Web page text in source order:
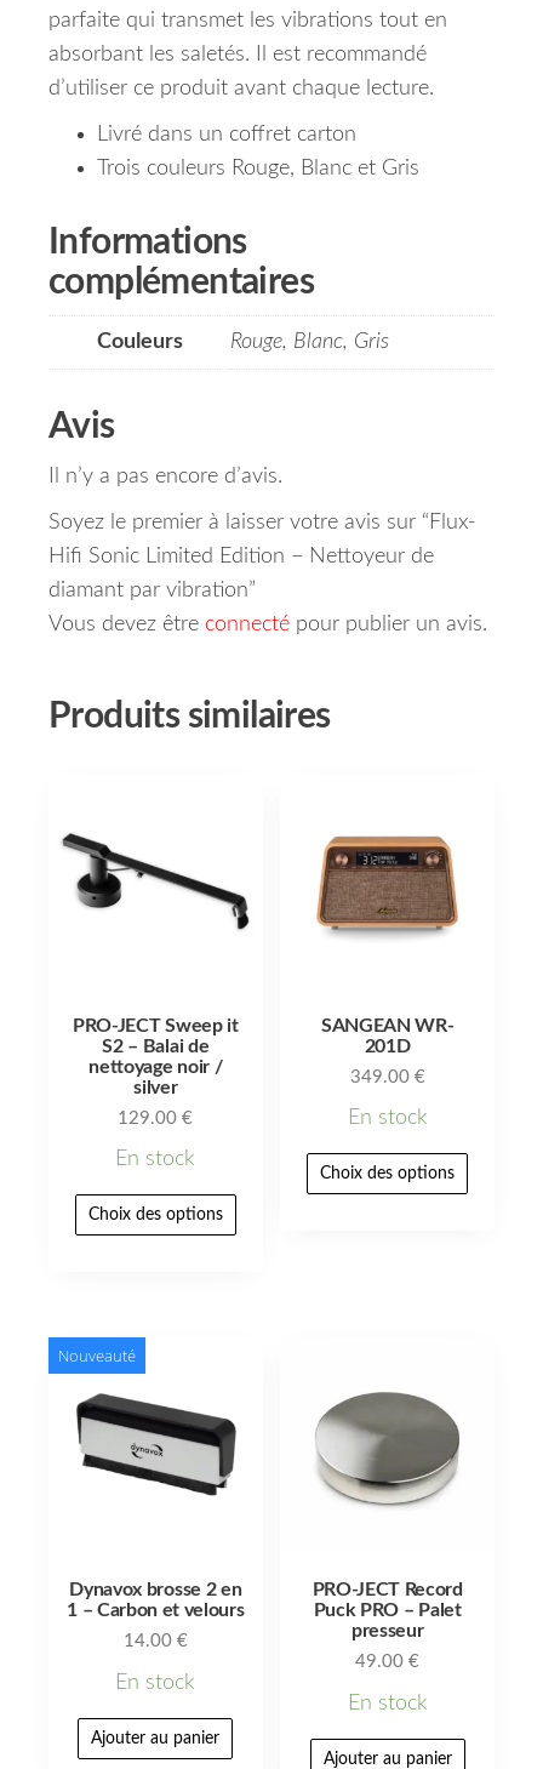
parfaite qui transmet les vibrations tout en
absorbant les saletés.
Il est recommandé
d’utiliser ce produit avant chaque lecture.
Livré dans un coffret carton
Trois couleurs Rouge, Blanc et Gris
Informations
complémentaires
Couleurs Rouge, Blanc, Gris
Avis
Il n’y a pas encore d’avis.
Soyez le premier à laisser votre avis sur “Flux-
Hifi Sonic Limited Edition – Nettoyeur de
diamant par vibration”
Vous devez être connecté pour publier un avis.
Produits similaires
PRO-JECT Sweep it
S2 – Balai de
nettoyage noir /
silver
129.00€
En stock
Choix des options
SANGEAN WR-
201D
349.00 €
En stock
Choix des options
Nouveauté
Dynavox brosse 2 en
1 – Carbon et velours
14.00 €
En stock
Ajouter au panier
PRO-JECT Record
Puck PRO – Palet
presseur
49.00€
En stock
Ajouter au panier